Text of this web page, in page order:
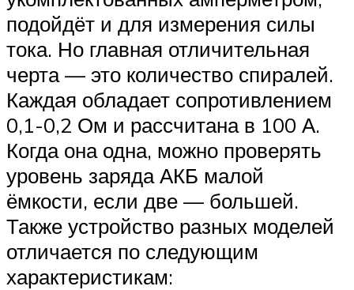
подойдёт и для измерения силы
тока. Но главная отличительная
черта — это количество спиралей.
Каждая обладает сопротивлением
0,1-0,2 Ом и рассчитана в 100 А.
Когда она одна, можно проверять
уровень заряда АКБ малой
ёмкости, если две — большей.
Также устройство разных моделей
отличается по следующим
характеристикам: